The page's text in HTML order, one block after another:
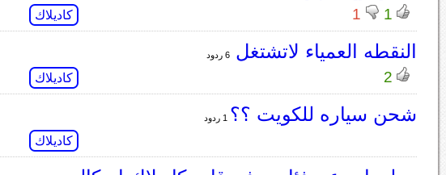
1
1 كاديلاك
النقطه العمياء لاتشتغل6 ردود
2 كاديلاك
شحن سياره للكويت ؟؟
كاديلاك